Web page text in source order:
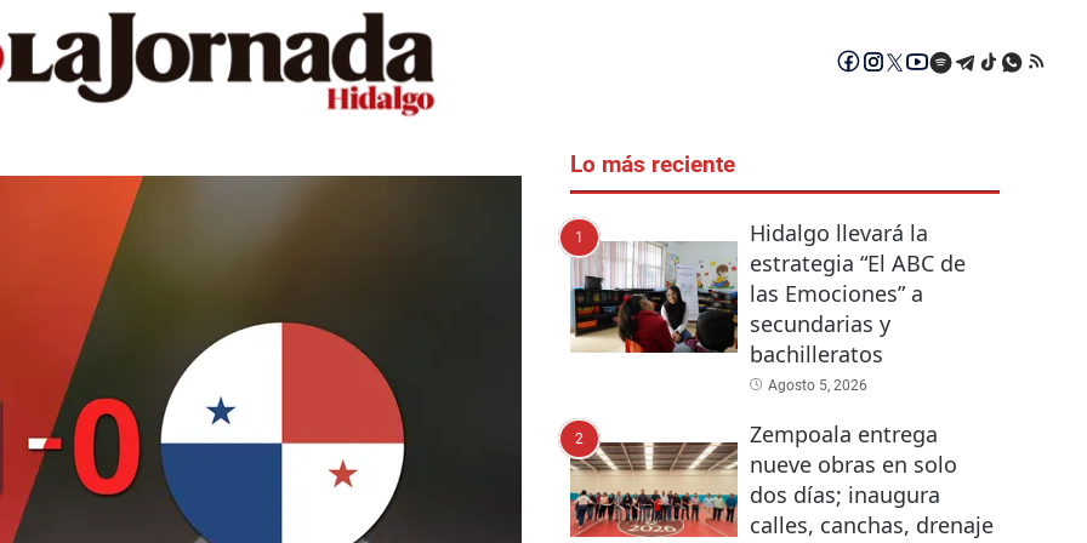
Lo más reciente
1
Hidalgo llevará la
estrategia “El ABC de
las Emociones” a
secundarias y
bachilleratos
Agosto 5, 2026
2
Zempoala entrega
nueve obras en solo
dos días; inaugura
calles, canchas, drenaje